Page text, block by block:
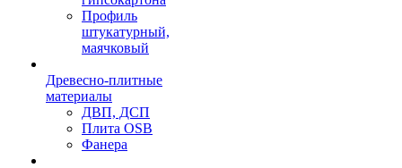
Профиль
штукатурный,
маячковый
Древесно-плитные
материалы
ДВП, ДСП
Плита OSB
Фанера